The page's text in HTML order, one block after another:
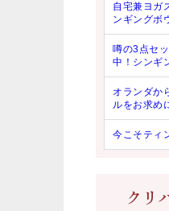
自宅兼ヨガ
ンギングボ
噂の3点セ
中！シンギ
オランダか
ルをお求め
今こそティ